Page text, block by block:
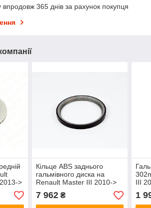
365 днів за рахунок покупця
>
Кільце ABS заднього
гальмівного диска на
Renault Master III 2010->
(Оригінал) - 479700660R
7 962₴
III
-
1